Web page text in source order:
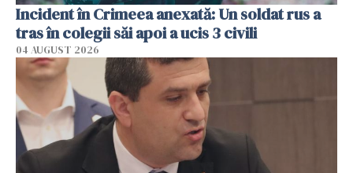
Incident în Crimeea anexată: Un soldat rus a
tras în colegii săi apoi a ucis 3 civili
04 AUGUST 2026